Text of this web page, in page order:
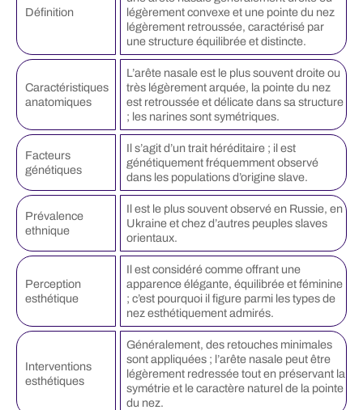
Définition
légèrement convexe et une pointe du nez
légèrement retroussée, caractérisé par
une structure équilibrée et distincte.
Caractéristiques
anatomiques
L’arête nasale est le plus souvent droite ou
très légèrement arquée, la pointe du nez
est retroussée et délicate dans sa structure
; les narines sont symétriques.
Facteurs
génétiques
Il s’agit d’un trait héréditaire ; il est
génétiquement fréquemment observé
dans les populations d’origine slave.
Prévalence
ethnique
Il est le plus souvent observé en Russie, en
Ukraine et chez d’autres peuples slaves
orientaux.
Perception
esthétique
Il est considéré comme offrant une
apparence élégante, équilibrée et féminine
; c’est pourquoi il figure parmi les types de
nez esthétiquement admirés.
Interventions
esthétiques
Généralement, des retouches minimales
sont appliquées ; l’arête nasale peut être
légèrement redressée tout en préservant la
symétrie et le caractère naturel de la pointe
du nez.